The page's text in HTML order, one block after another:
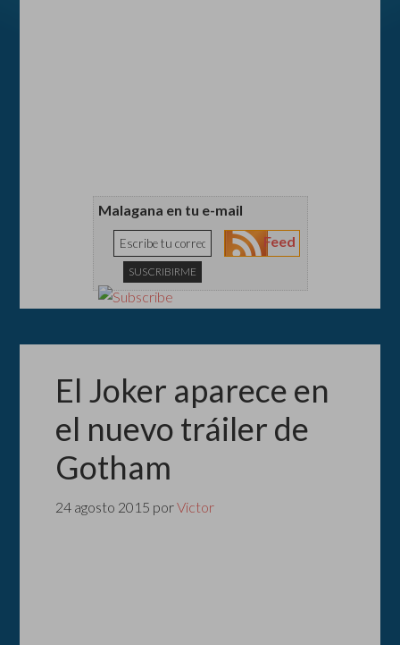
Malagana en tu e-mail
Feed
El Joker aparece en
el nuevo tráiler de
Gotham
24 agosto 2015 porVictor